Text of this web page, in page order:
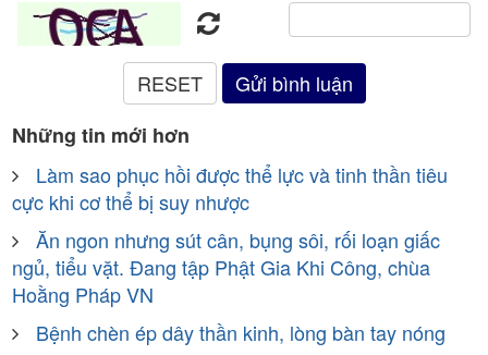
Những tin mới hơn
Làm sao phục hồi được thể lực và tinh thần tiêu
cực khi cơ thể bị suy nhược
Ăn ngon nhưng sút cân, bụng sôi, rối loạn giấc
ngủ, tiểu vặt. Đang tập Phật Gia Khi Công, chùa
Hoằng Pháp VN
Bệnh chèn ép dây thần kinh, lòng bàn tay nóng